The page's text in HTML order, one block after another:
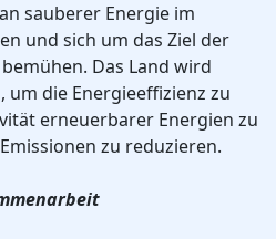
sauberer Energie im
und sich um das Ziel der
Das Land wird
die Energieeffizienz zu
erneuerbarer Energien zu
zu reduzieren.